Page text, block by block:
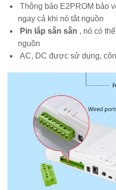
Thông báo E2PROM bảo
ngay cả khi nó tắt nguồn
Pin lắp sẵn sẵn , nó có
nguồn
AC, DC được sử dụng,